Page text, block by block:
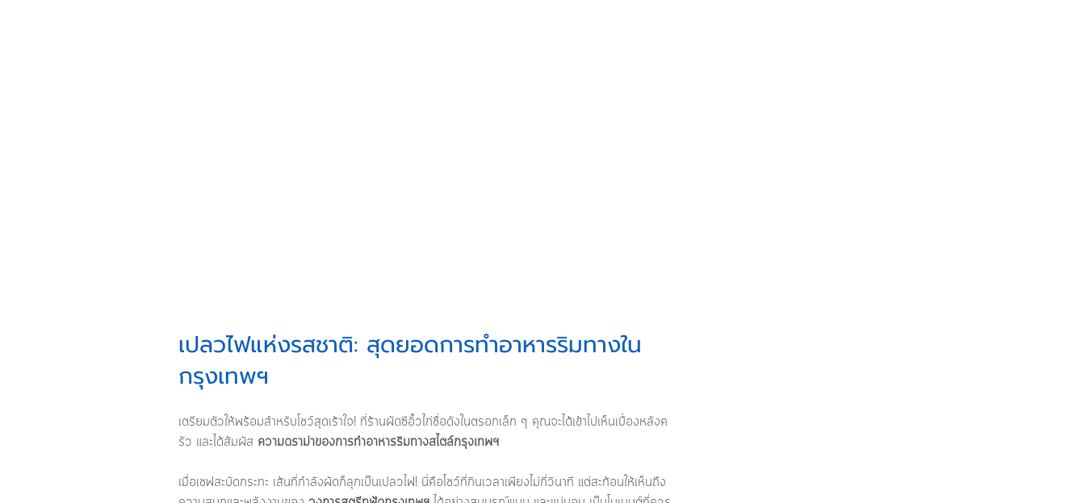
เปลวไฟแห่งรสชาติ: สุดยอดการทำอาหารริมทางใน
กรุงเทพฯ
เตรียมตัวให้พร้อมสำหรับโชว์สุดเร้าใจ! ที่ร้านผัดซีอิ๊วไก่ชื่อดังในตรอกเล็ก ๆ คุณจะได้เข้าไปเห็นเบื้องหลังค
รัว และได้สัมผัส ความดราม่าของการทำอาหารริมทางสไตล์กรุงเทพฯ
เมื่อเชฟสะบัดกระทะ เส้นที่กำลังผัดก็ลุกเป็นเปลวไฟ! นี่คือโชว์ที่กินเวลาเพียงไม่กี่วินาที แต่สะท้อนให้เห็นถึง